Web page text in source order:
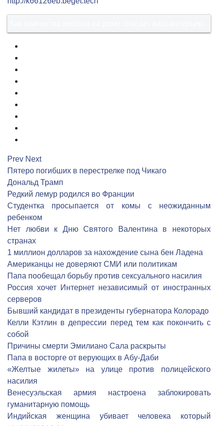
Prev Next
Пятеро погибших в перестрелке под Чикаго
Дональд Трамп
Редкий лемур родился во Франции
Студентка просыпается от комы с неожиданным
ребенком
Нет любви к Дню Святого Валентина в некоторых
странах
1 миллион долларов за нахождение сына бен Ладена
Американцы не доверяют СМИ или политикам
Папа пообещал борьбу против сексуального насилия
Россия хочет Интернет независимый от иностранных
серверов
Бывший кандидат в президенты губернатора Колорадо
Келли Кэтлин в депрессии перед тем как покончить с
собой
Причины смерти Эмилиано Сала раскрыты
Папа в восторге от верующих в Абу-Даби
«Желтые жилеты» на улице против полицейского
насилия
Венесуэльская армия настроена заблокировать
гуманитарную помощь
Индийская женщина убивает человека который